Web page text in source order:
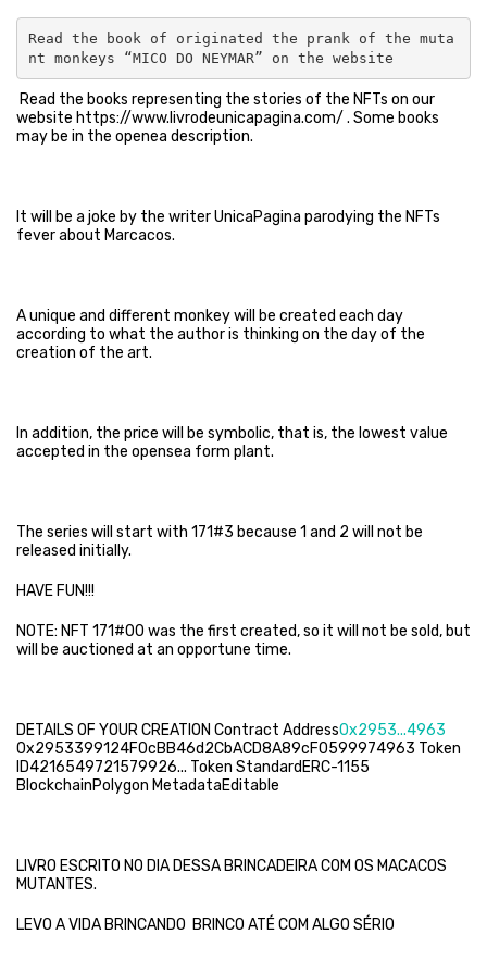
Read the book of originated the prank of the muta
nt monkeys “MICO DO NEYMAR” on the website
Read the books representing the stories of the NFTs on our
website https://www.livrodeunicapagina.com/ . Some books
may be in the openea description.
It will be a joke by the writer UnicaPagina parodying the NFTs
fever about Marcacos.
A unique and different monkey will be created each day
according to what the author is thinking on the day of the
creation of the art.
In addition, the price will be symbolic, that is, the lowest value
accepted in the opensea form plant.
The series will start with 171#3 because 1 and 2 will not be
released initially.
HAVE FUN!!!
NOTE: NFT 171#00 was the first created, so it will not be sold, but
will be auctioned at an opportune time.
DETAILS OF YOUR CREATION Contract Address0x2953...4963
0x2953399124F0cBB46d2CbACD8A89cF0599974963 Token
ID4216549721579926... Token StandardERC-1155
BlockchainPolygon MetadataEditable
LIVRO ESCRITO NO DIA DESSA BRINCADEIRA COM OS MACACOS
MUTANTES.
LEVO A VIDA BRINCANDO BRINCO ATÉ COM ALGO SÉRIO